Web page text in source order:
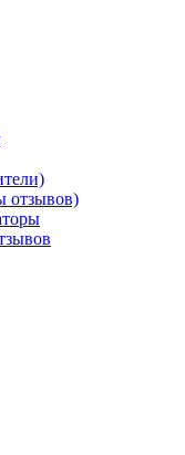
отзывов)